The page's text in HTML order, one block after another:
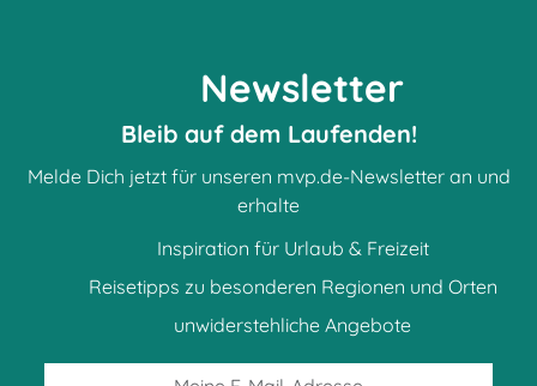
Newsletter
Bleib auf dem Laufenden!
Melde Dich jetzt für unseren mvp.de-Newsletter an und
erhalte
Inspiration für Urlaub & Freizeit
Reisetipps zu besonderen Regionen und Orten
unwiderstehliche Angebote